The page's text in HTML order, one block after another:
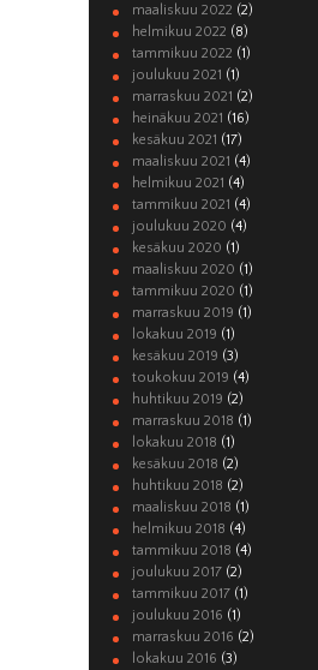
maaliskuu 2022 (2)
helmikuu 2022 (8)
tammikuu 2022 (1)
joulukuu 2021 (1)
marraskuu 2021 (2)
heinäkuu 2021 (16)
kesäkuu 2021 (17)
maaliskuu 2021 (4)
helmikuu 2021 (4)
tammikuu 2021 (4)
joulukuu 2020 (4)
kesäkuu 2020 (1)
maaliskuu 2020 (1)
tammikuu 2020 (1)
marraskuu 2019 (1)
lokakuu 2019 (1)
kesäkuu 2019 (3)
toukokuu 2019 (4)
huhtikuu 2019 (2)
marraskuu 2018 (1)
lokakuu 2018 (1)
kesäkuu 2018 (2)
huhtikuu 2018 (2)
maaliskuu 2018 (1)
helmikuu 2018 (4)
tammikuu 2018 (4)
joulukuu 2017 (2)
tammikuu 2017 (1)
joulukuu 2016 (1)
marraskuu 2016 (2)
lokakuu 2016 (3)